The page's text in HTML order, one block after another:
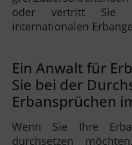
oder vertritt Sie
internationalen
Ein Anwalt für
Sie bei der
Erbansprüchen
Wenn Sie Ihre
durchsetzen